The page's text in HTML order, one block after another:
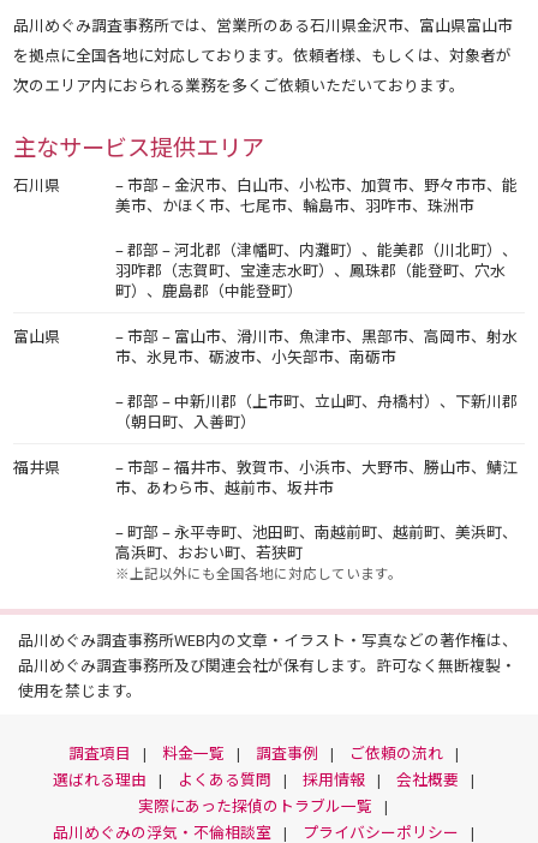
品川めぐみ調査事務所では、営業所のある石川県金沢市、富山県富山市
を拠点に全国各地に対応しております。依頼者様、もしくは、対象者が
次のエリア内におられる業務を多くご依頼いただいております。
主なサービス提供エリア
石川県
– 市部 – 金沢市、白山市、小松市、加賀市、野々市市、能
美市、かほく市、七尾市、輪島市、羽咋市、珠洲市
– 郡部 – 河北郡（津幡町、内灘町）、能美郡（川北町）、
羽咋郡（志賀町、宝達志水町）、鳳珠郡（能登町、穴水
町）、鹿島郡（中能登町）
富山県
– 市部 – 富山市、滑川市、魚津市、黒部市、高岡市、射水
市、氷見市、砺波市、小矢部市、南砺市
– 郡部 – 中新川郡（上市町、立山町、舟橋村）、下新川郡
（朝日町、入善町）
福井県
– 市部 – 福井市、敦賀市、小浜市、大野市、勝山市、鯖江
市、あわら市、越前市、坂井市
– 町部 – 永平寺町、池田町、南越前町、越前町、美浜町、
高浜町、おおい町、若狭町
※上記以外にも全国各地に対応しています。
品川めぐみ調査事務所WEB内の文章・イラスト・写真などの著作権は、
品川めぐみ調査事務所及び関連会社が保有します。許可なく無断複製・
使用を禁じます。
調査項目 料金一覧 調査事例
ご依頼の流れ
選ばれる理由
よくある質問 採用情報
会社概要
実際にあった探偵のトラブル一覧
品川めぐみの浮気・不倫相談室
プライバシーポリシー